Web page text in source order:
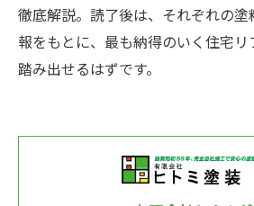
徹底解説。読了後は、それぞれの
報をもとに、最も納得のいく住宅
踏み出せるはずです。